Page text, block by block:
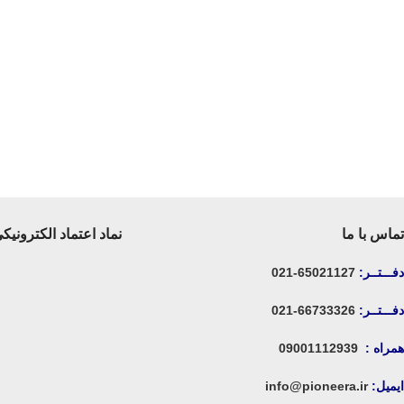
تماس با ما
دفـــتــر: 65021127-021
دفـــتــر: 66733326-021
همراه : 09001112939
ایمیل:info@pioneera.ir
نماد اعتماد